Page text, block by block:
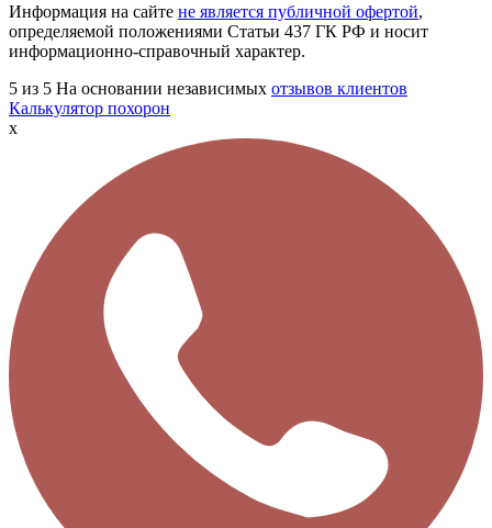
Информация на сайте не является публичной офертой,
определяемой положениями Статьи 437 ГК РФ и носит
информационно-справочный характер.
5 из 5 На основании независимых отзывов клиентов
Калькулятор похорон
x